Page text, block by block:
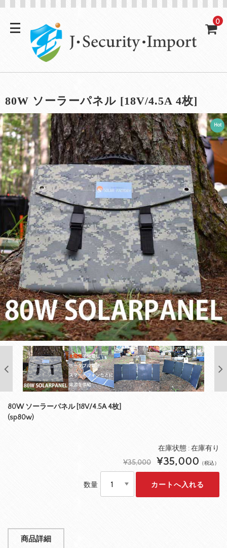
0
80W ソーラーパネル [18V/4.5A 4枚]
Hot
80W ソーラーパネル [18V/4.5A 4枚]
(sp80w)
在庫状態 : 在庫有り
¥35,000
¥35,000 （税込）
数量
商品詳細